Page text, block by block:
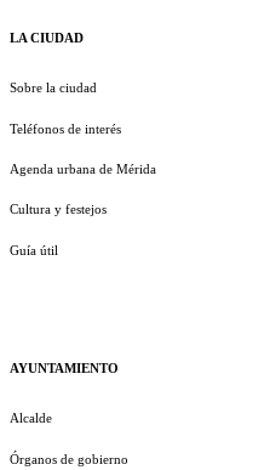
LA CIUDAD
Sobre la ciudad
Teléfonos de interés
Agenda urbana de Mérida
Cultura y festejos
Guía útil
AYUNTAMIENTO
Alcalde
Órganos de gobierno